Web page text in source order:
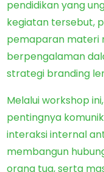
pendidikan yang
kegiatan tersebut,
pemaparan materi
berpengalaman
strategi branding
Melalui workshop
pentingnya
interaksi internal
membangun
orang tua, serta